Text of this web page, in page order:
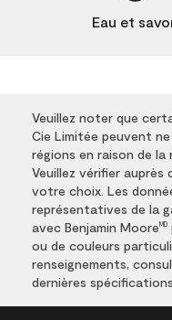
Eau et
Veuillez noter que
Cie Limitée peuvent
régions en raison de la
Veuillez vérifier
votre choix. Les
représentatives de la
avec Benjamin Moore MD
ou de couleurs
renseignements,
dernières